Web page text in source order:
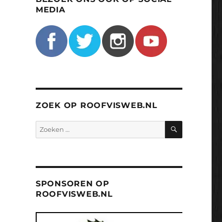
MEDIA
ZOEK OP ROOFVISWEB.NL
Zoeken
naar:
ZOEKEN
SPONSOREN OP
ROOFVISWEB.NL